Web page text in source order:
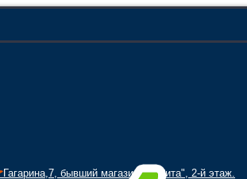
Гагарина,7, бывший магазин "Орбита", 2-й этаж.